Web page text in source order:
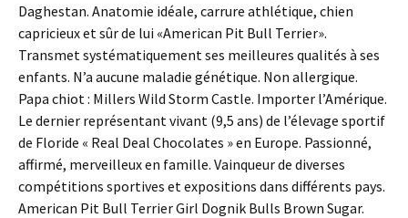
Daghestan. Anatomie idéale, carrure athlétique, chien
capricieux et sûr de lui «American Pit Bull Terrier».
Transmet systématiquement ses meilleures qualités à ses
enfants. N’a aucune maladie génétique. Non allergique.
Papa chiot : Millers Wild Storm Castle. Importer l’Amérique.
Le dernier représentant vivant (9,5 ans) de l’élevage sportif
de Floride « Real Deal Chocolates » en Europe. Passionné,
affirmé, merveilleux en famille. Vainqueur de diverses
compétitions sportives et expositions dans différents pays.
American Pit Bull Terrier Girl Dognik Bulls Brown Sugar.